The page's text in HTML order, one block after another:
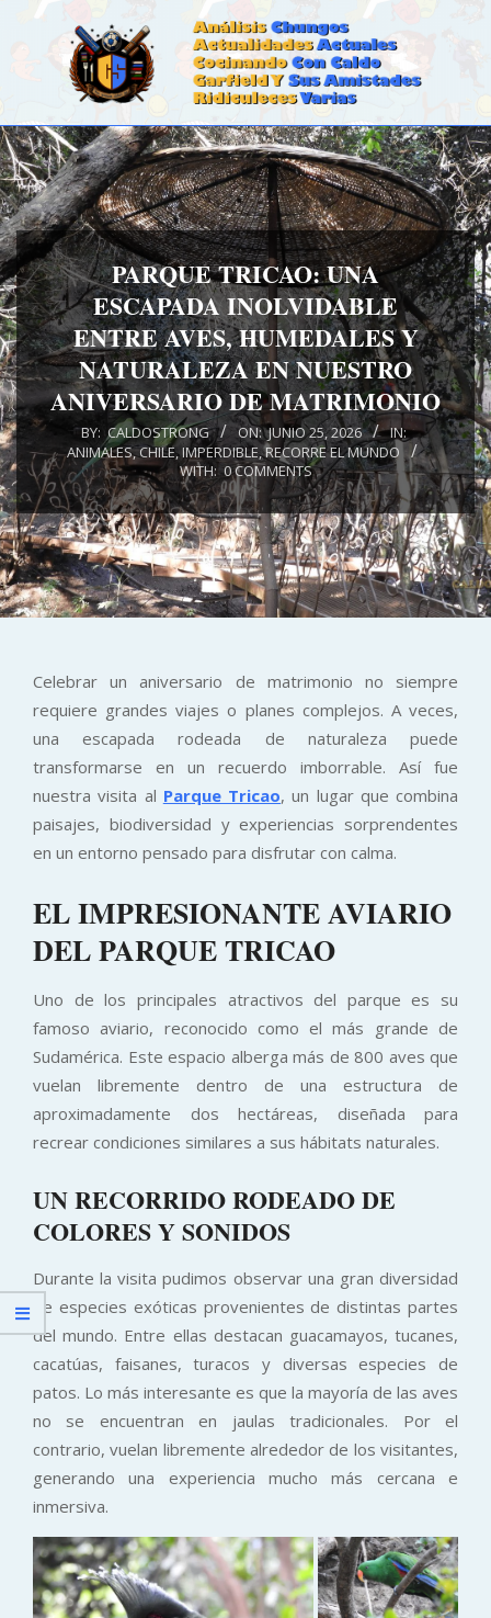
CALDOSTRONG.COM
Primary
Navigation
Menu
PARQUE TRICAO: UNA
ESCAPADA INOLVIDABLE
ENTRE AVES, HUMEDALES Y
NATURALEZA EN NUESTRO
ANIVERSARIO DE MATRIMONIO
BY: CALDOSTRONG ON: JUNIO 25, 2026
IN:
ANIMALES,CHILE,IMPERDIBLE,RECORRE EL MUNDO
WITH: 0 COMMENTS
Celebrar un aniversario de matrimonio no siempre
requiere grandes viajes o planes complejos. A veces,
una escapada rodeada de naturaleza puede
transformarse en un recuerdo imborrable. Así fue
nuestra visita al Parque Tricao, un lugar que combina
paisajes, biodiversidad y experiencias sorprendentes
en un entorno pensado para disfrutar con calma.
EL IMPRESIONANTE AVIARIO
DEL PARQUE TRICAO
Uno de los principales atractivos del parque es su
famoso aviario, reconocido como el más grande de
Sudamérica. Este espacio alberga más de 800 aves que
vuelan libremente dentro de una estructura de
aproximadamente dos hectáreas, diseñada para
recrear condiciones similares a sus hábitats naturales.
UN RECORRIDO RODEADO DE
COLORES Y SONIDOS
Durante la visita pudimos observar una gran diversidad
de especies exóticas provenientes de distintas partes
del mundo. Entre ellas destacan guacamayos, tucanes,
cacatúas, faisanes, turacos y diversas especies de
patos. Lo más interesante es que la mayoría de las aves
no se encuentran en jaulas tradicionales. Por el
contrario, vuelan libremente alrededor de los visitantes,
generando una experiencia mucho más cercana e
inmersiva.